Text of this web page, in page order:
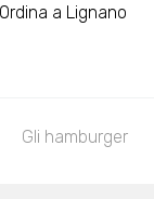
a Lignano
Gli hamburger